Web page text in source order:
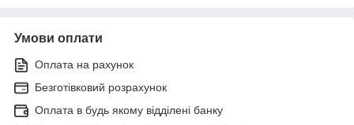
Умови оплати
Оплата на рахунок
Безготівковий розрахунок
Оплата в будь якому відділені банку